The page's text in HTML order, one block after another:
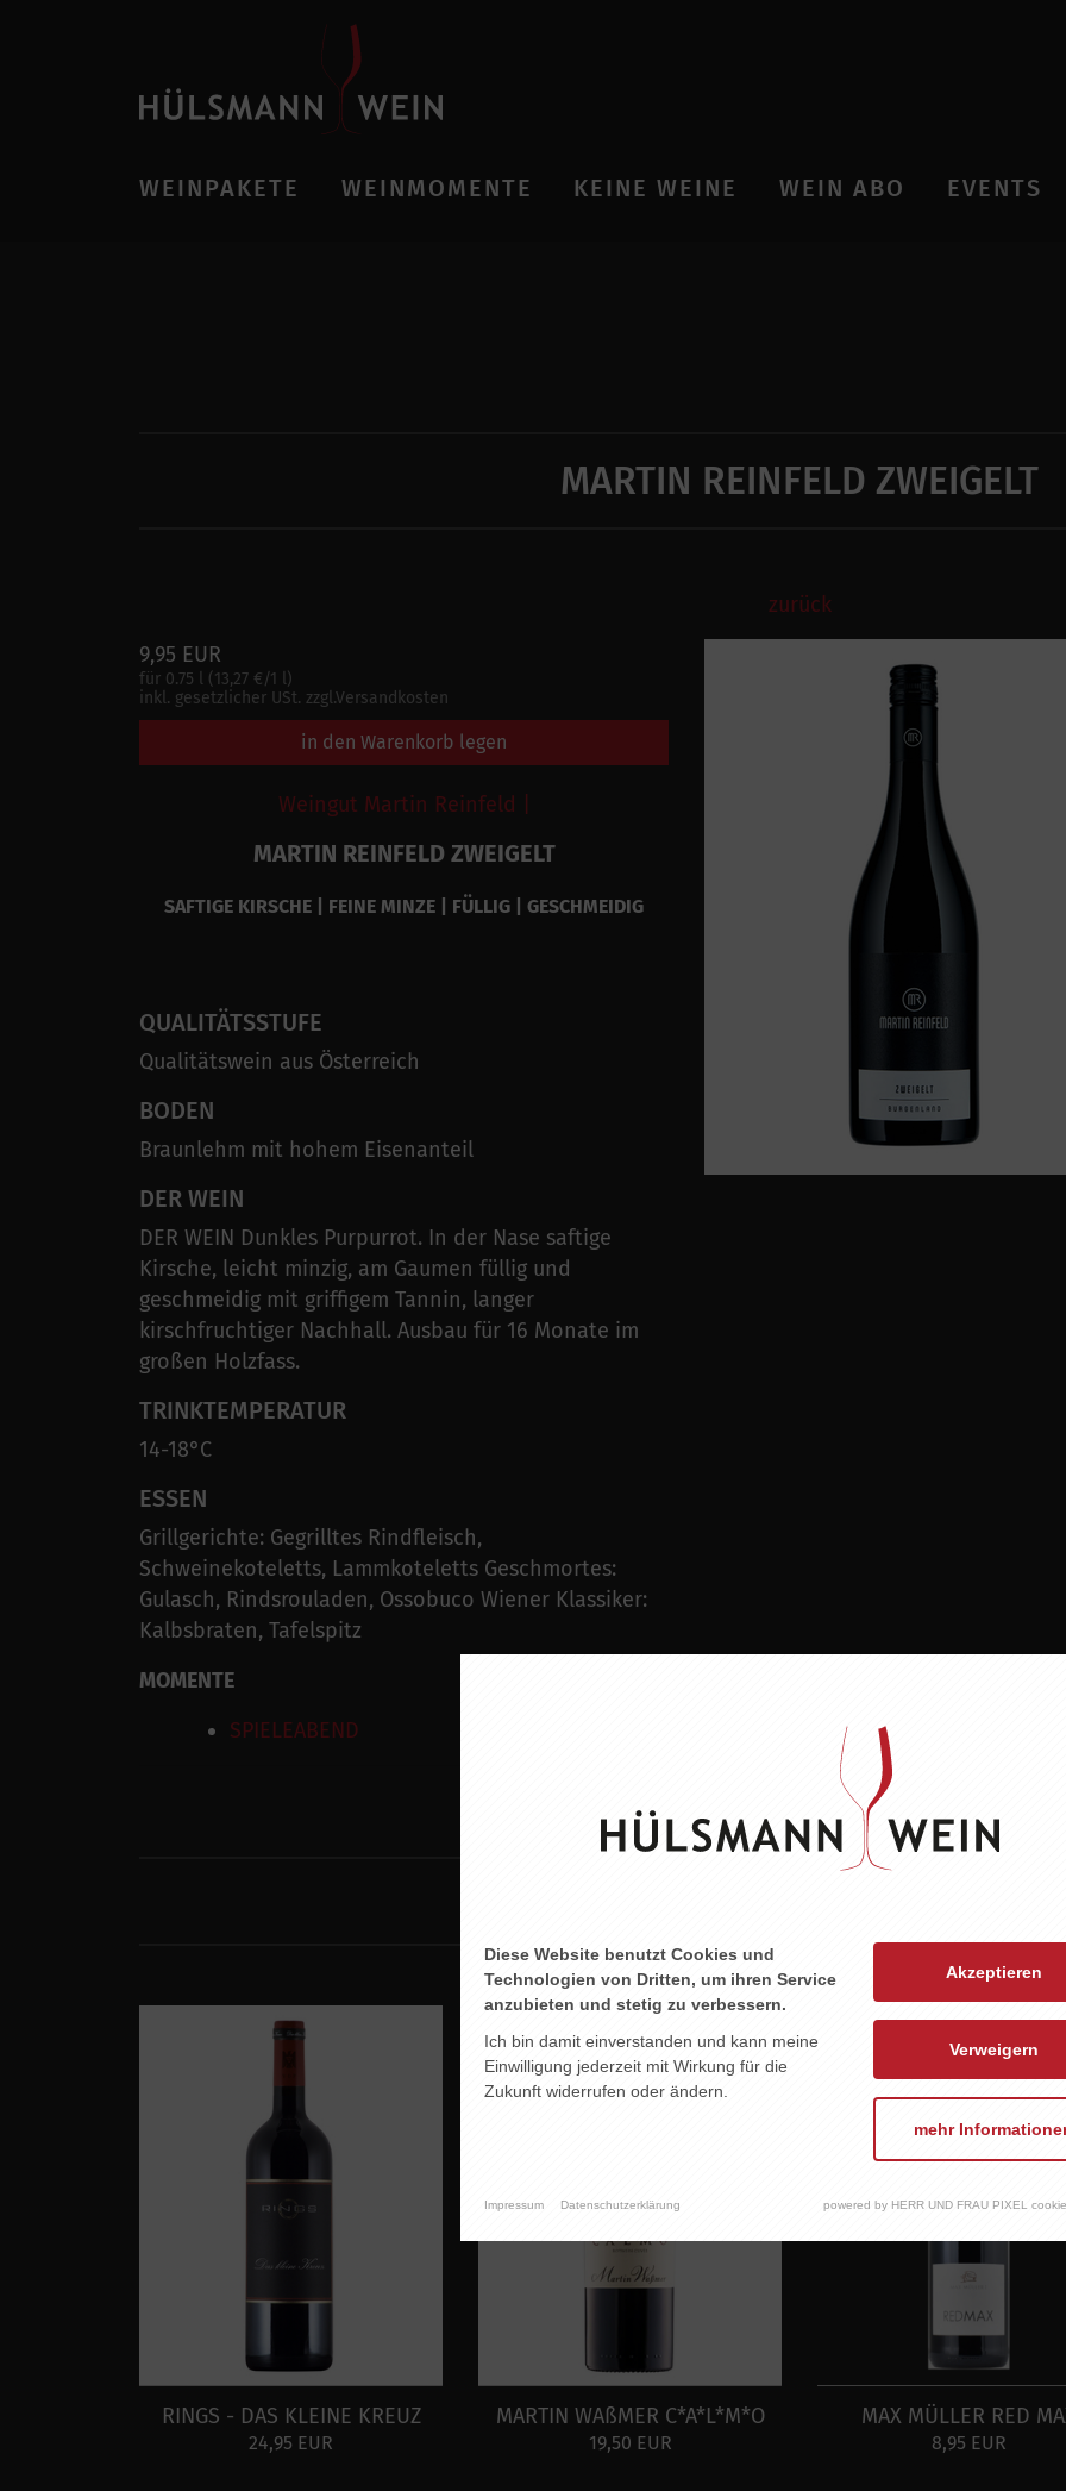
WEINPAKETE WEINMOMENTE KEINE WEINE WEIN ABO EVENTS
MARTIN REINFELD ZWEIGELT
zurück
9,95 EUR
für 0.75 l (13,27 €/1 l)
inkl. gesetzlicher USt. zzgl.Versandkosten
in den Warenkorb legen
Weingut Martin Reinfeld |
MARTIN REINFELD ZWEIGELT
SAFTIGE KIRSCHE | FEINE MINZE | FÜLLIG | GESCHMEIDIG
QUALITÄTSSTUFE
Qualitätswein aus Österreich
BODEN
Braunlehm mit hohem Eisenanteil
DER WEIN
DER WEIN Dunkles Purpurrot. In der Nase saftige
Kirsche, leicht minzig, am Gaumen füllig und
geschmeidig mit griffigem Tannin, langer
kirschfruchtiger Nachhall. Ausbau für 16 Monate im
großen Holzfass.
TRINKTEMPERATUR
14-18°C
ESSEN
Grillgerichte: Gegrilltes Rindfleisch,
Schweinekoteletts, Lammkoteletts Geschmortes:
Gulasch, Rindsrouladen, Ossobuco Wiener Klassiker:
Kalbsbraten, Tafelspitz
MOMENTE
SPIELEABEND
RINGS - DAS KLEINE KREUZ
24,95 EUR
MARTIN WAßMER C*A*L*M*O
19,50 EUR
MAX MÜLLER RED
8,95 EUR
Diese Website benutzt Cookies und
Technologien von Dritten, um ihren Service
anzubieten und stetig zu verbessern.
Ich bin damit einverstanden und kann meine
Einwilligung jederzeit mit Wirkung für die
Zukunft widerrufen oder ändern.
Akzeptieren
Verweigern
mehr
Impressum Datenschutzerklärung powered by HERR UND FRAU PIXEL